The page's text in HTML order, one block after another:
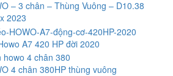
– 3 chân – Thùng Vuông – D10.38
2023
A7 420 HP đời 2020
4 chân 380HP thùng vuông